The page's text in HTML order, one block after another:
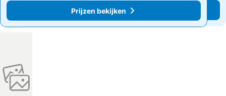
Prijzen bekijken
Prijzen bekijken